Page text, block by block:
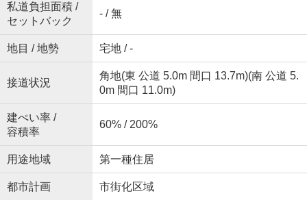
私道負担面積 /
セットバック
- / 無
地目 / 地勢 宅地 / -
接道状況
角地(東 公道 5.0m 間口 13.7m)(南 公道 5.
0m 間口 11.0m)
建ぺい率 /
容積率
60% / 200%
用途地域 第一種住居
都市計画 市街化区域